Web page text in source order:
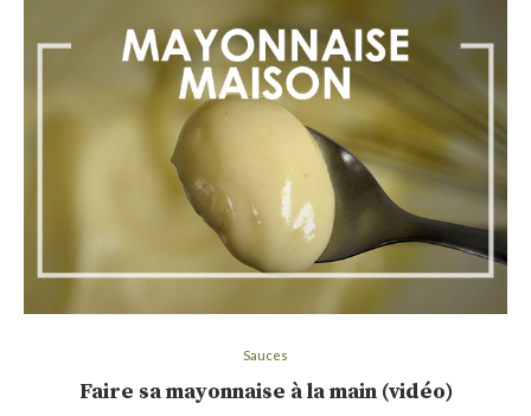
Sauces
Faire sa mayonnaise à la main (vidéo)